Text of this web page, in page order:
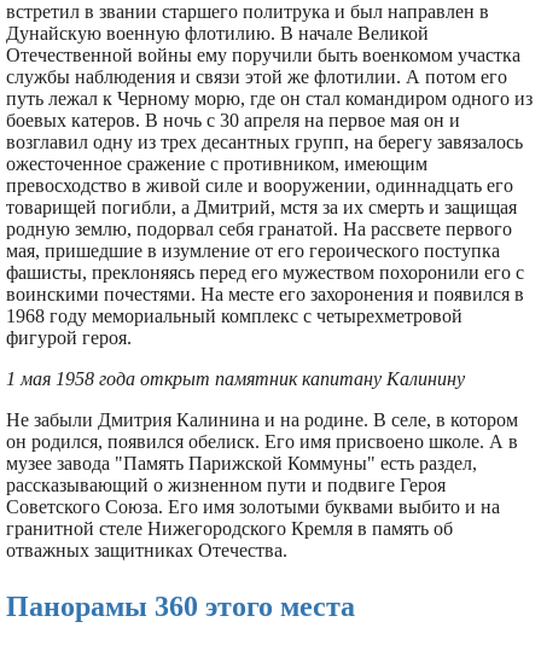
встретил в звании старшего политрука и был направлен в
Дунайскую военную флотилию. В начале Великой
Отечественной войны ему поручили быть военкомом участка
службы наблюдения и связи этой же флотилии. А потом его
путь лежал к Черному морю, где он стал командиром одного из
боевых катеров. В ночь с 30 апреля на первое мая он и
возглавил одну из трех десантных групп, на берегу завязалось
ожесточенное сражение с противником, имеющим
превосходство в живой силе и вооружении, одиннадцать его
товарищей погибли, а Дмитрий, мстя за их смерть и защищая
родную землю, подорвал себя гранатой. На рассвете первого
мая, пришедшие в изумление от его героического поступка
фашисты, преклоняясь перед его мужеством похоронили его с
воинскими почестями. На месте его захоронения и появился в
1968 году мемориальный комплекс с четырехметровой
фигурой героя.
1 мая 1958 года открыт памятник капитану Калинину
Не забыли Дмитрия Калинина и на родине. В селе, в котором
он родился, появился обелиск. Его имя присвоено школе. А в
музее завода "Память Парижской Коммуны" есть раздел,
рассказывающий о жизненном пути и подвиге Героя
Советского Союза. Его имя золотыми буквами выбито и на
гранитной стеле Нижегородского Кремля в память об
отважных защитниках Отечества.
Панорамы 360 этого места